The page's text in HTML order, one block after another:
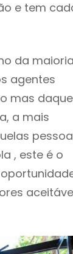
e tem
da maioria
agentes
mas
a mais
, este é o